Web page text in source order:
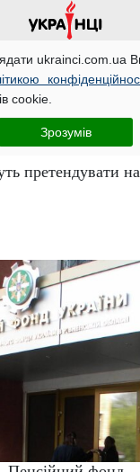
ukrainci.com.ua
cookie.
Зрозумів
раптово
жити стане
претендувати на